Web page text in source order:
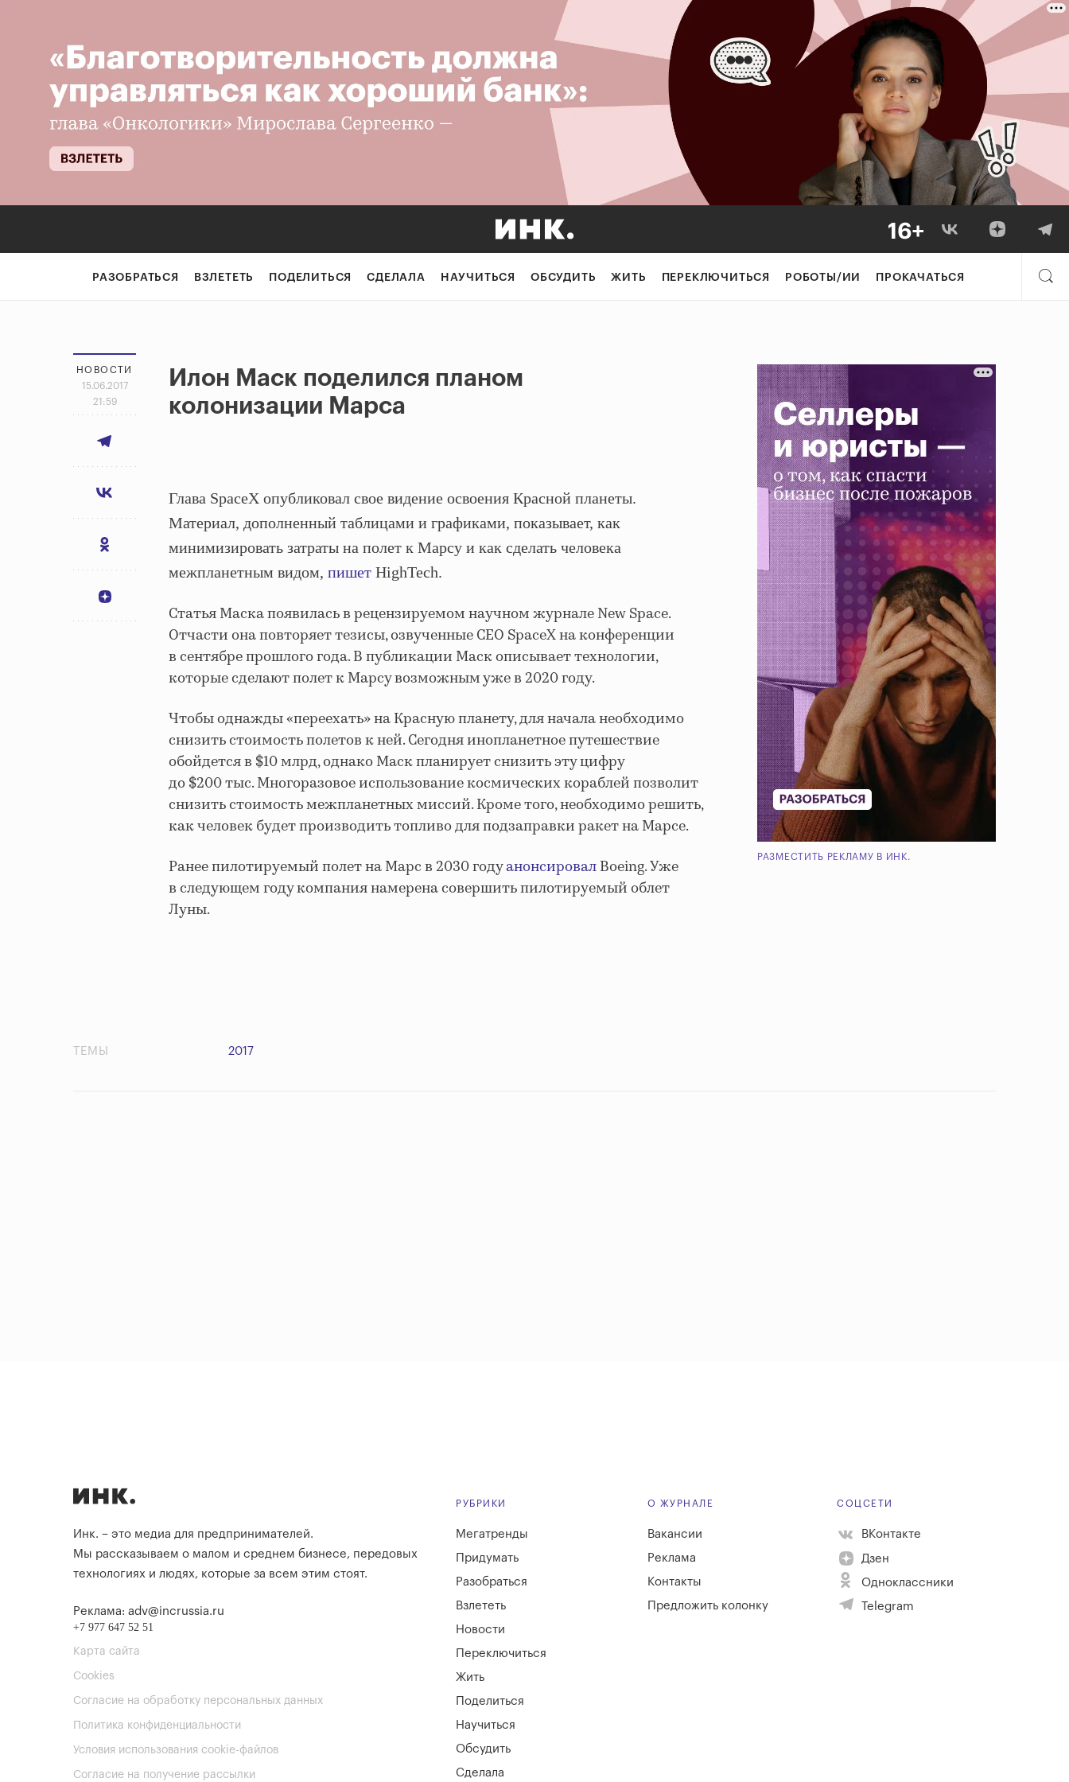
РАЗОБРАТЬСЯ ВЗЛЕТЕТЬ ПОДЕЛИТЬСЯ СДЕЛАЛА НАУЧИТЬСЯ ОБСУДИТЬ ЖИТЬ ПЕРЕКЛЮЧИТЬСЯ РОБОТЫ/ИИ ПРОКАЧАТЬСЯ
НОВОСТИ
15.06.2017
21:59
Илон Маск поделился планом
колонизации Марса
Глава SpaceX опубликовал свое видение освоения Красной планеты.
Материал, дополненный таблицами и графиками, показывает, как
минимизировать затраты на полет к Марсу и как сделать человека
межпланетным видом, пишет HighTech.
Статья Маска появилась в рецензируемом научном журнале New Space.
Отчасти она повторяет тезисы, озвученные CEO SpaceX на конференции
в сентябре прошлого года. В публикации Маск описывает технологии,
которые сделают полет к Марсу возможным уже в 2020 году.
Чтобы однажды «переехать» на Красную планету, для начала необходимо
снизить стоимость полетов к ней. Сегодня инопланетное путешествие
обойдется в $10 млрд, однако Маск планирует снизить эту цифру
до $200 тыс. Многоразовое использование космических кораблей позволит
снизить стоимость межпланетных миссий. Кроме того, необходимо решить,
как человек будет производить топливо для подзаправки ракет на Марсе.
Ранее пилотируемый полет на Марс в 2030 годуанонсировалBoeing. Уже
в следующем году компания намерена совершить пилотируемый облет
Луны.
РАЗМЕСТИТЬ РЕКЛАМУ В ИНК.
ТЕМЫ 2017
Инк. – это медиа для предпринимателей.
Мы рассказываем о малом и среднем бизнесе, передовых
технологиях и людях, которые за всем этим стоят.
Реклама: adv@incrussia.ru
+7 977 647 52 51
Карта сайта
Cookies
Согласие на обработку персональных данных
Политика конфиденциальности
Условия использования cookie-файлов
Согласие на получение рассылки
РУБРИКИ
Мегатренды
Придумать
Разобраться
Взлететь
Новости
Переключиться
Жить
Поделиться
Научиться
Обсудить
Сделала
О ЖУРНАЛЕ
Вакансии
Реклама
Контакты
Предложить колонку
СОЦСЕТИ
ВКонтакте
Дзен
Одноклассники
Telegram